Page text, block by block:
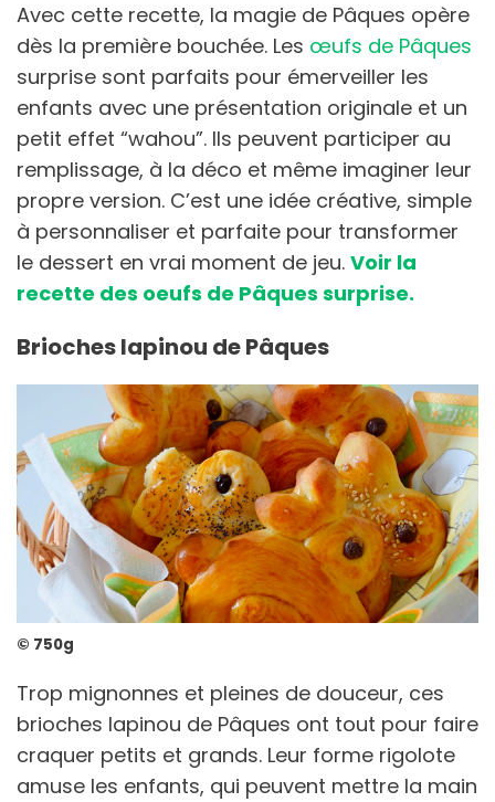
Avec cette recette, la magie de Pâques opère
dès la première bouchée. Les œufs de Pâques
surprise sont parfaits pour émerveiller les
enfants avec une présentation originale et un
petit effet “wahou”. Ils peuvent participer au
remplissage, à la déco et même imaginer leur
propre version. C’est une idée créative, simple
à personnaliser et parfaite pour transformer
le dessert en vrai moment de jeu. Voir la
recette des oeufs de Pâques surprise.
Brioches lapinou de Pâques
© 750g
Trop mignonnes et pleines de douceur, ces
brioches lapinou de Pâques ont tout pour faire
craquer petits et grands. Leur forme rigolote
amuse les enfants, qui peuvent mettre la main